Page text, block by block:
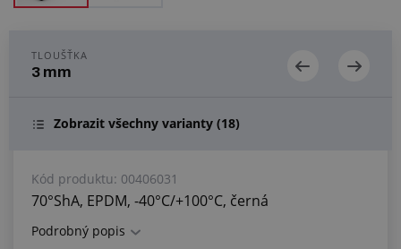
TLOUŠŤKA
3 mm
Zobrazit všechny varianty (18)
Kód produktu: 00406031
70°ShA, EPDM, -40°C/+100°C, černá
Podrobný popis